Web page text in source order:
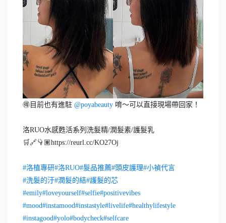
🉐目前也有進駐 @poyabeauty 唷～可以直接現場帶回家！
洛RUO水感甦活系列洗髮精/潤髮素/護髮乳
🛒🔗👇🏽https://reurl.cc/KO27Oj
#洛植專研#洛RUO#髮品推薦#頭皮護理#小禎代言
#洗髮的汙#潤髮的結#護髮的芯
#emily#loveyourself#selfie#positivevibes
#mood#instamood#instastyle#livelife#healthylifestyle
#instagood#yolo#bodycheck#selfcare